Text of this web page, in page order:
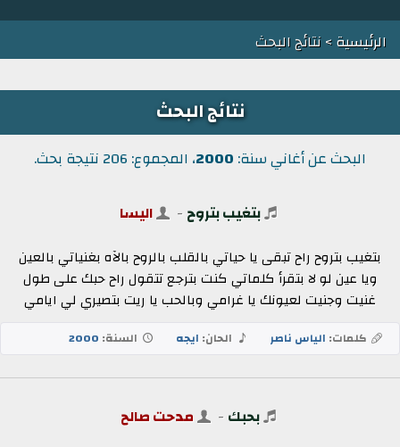
الرئيسية> نتائج البحث
نتائج البحث
البحث عن أغاني سنة: 2000، المجموع: 206 نتيجة بحث.
بتغيب بتروح - اليسا
بتغيب بتروح راح تبقى يا حياتي بالقلب بالروح بالآه بغنياتي بالعين
ويا عين لو لا بتقرأ كلماتي كنت بترجع تتقول راح حبك على طول
غنيت وجنيت لعيونك يا غرامي وبالحب يا ريت بتصيري لي ايامي
كلمات: الياس ناصر الحان: ايجه السنة: 2000
بحبك - مدحت صالح